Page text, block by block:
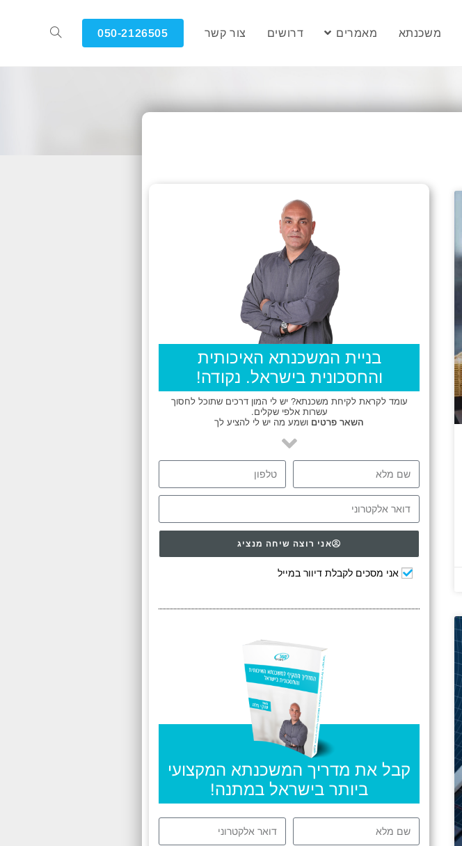
משכנתא מאמרים דרושים צור קשר 050-2126505
בניית המשכנתא האיכותית
והחסכונית בישראל. נקודה!
עומד לקראת לקיחת משכנתא? יש לי המון דרכים שתוכל לחסוך
עשרות אלפי שקלים.
השאר פרטים ושמע מה יש לי להציע לך
אני מסכים לקבלת דיוור במייל
אני רוצה שיחה מנציג
קבל את מדריך המשכנתא המקצועי
ביותר בישראל במתנה!